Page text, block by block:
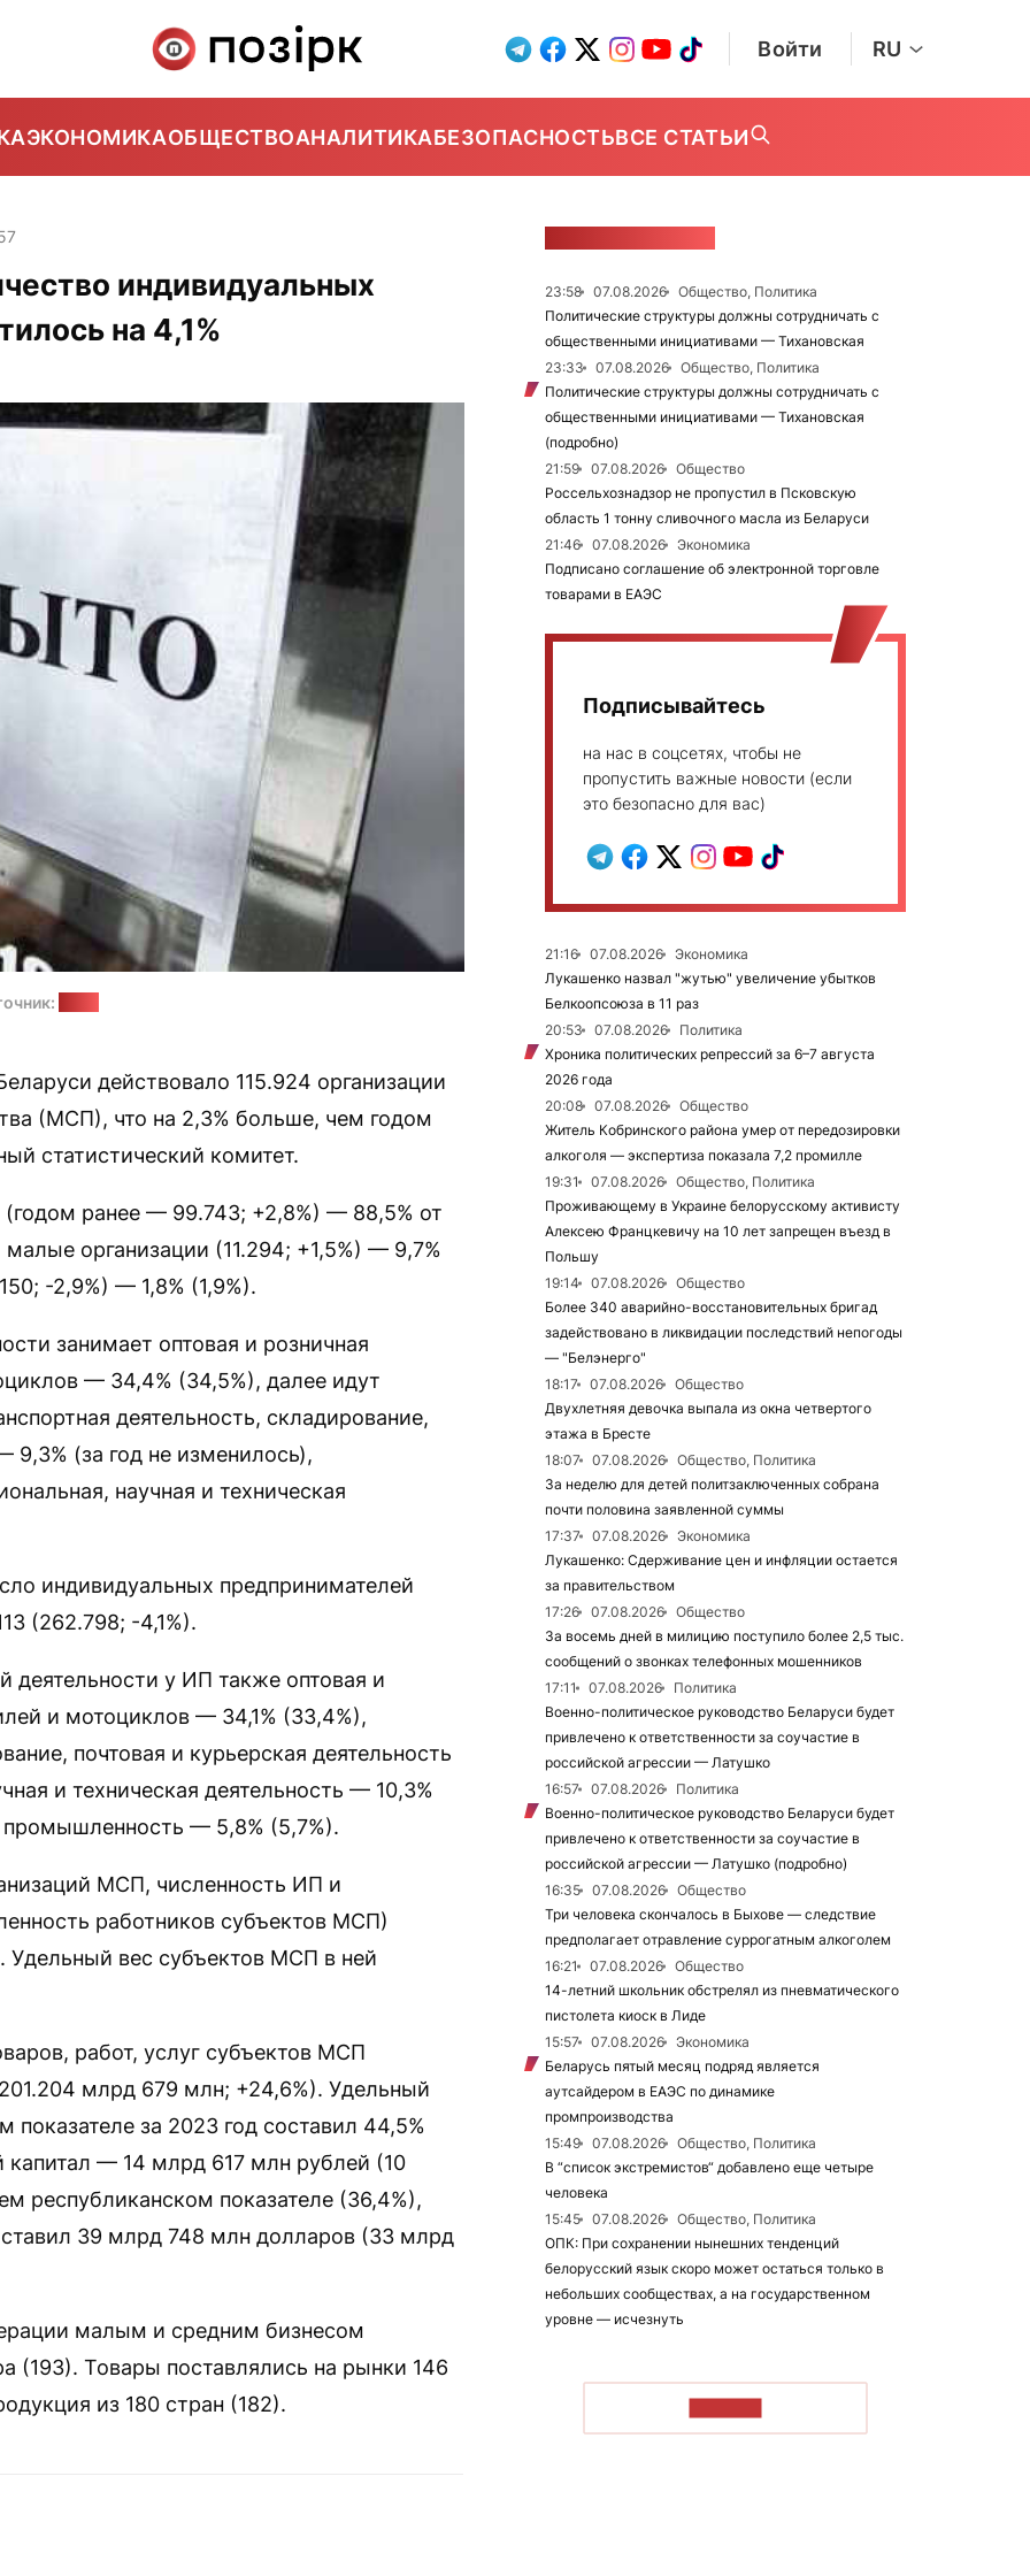
Войти RU
ЭКОНОМИКАОБЩЕСТВОАНАЛИТИКАБЕЗОПАСНОСТЬВСЕ СТАТЬИ
индивидуальных
на 4,1%
действовало 115.924 организации
(МСП), что на 2,3% больше, чем годом
статистический комитет.
ранее — 99.743; +2,8%) — 88,5% от
организации (11.294; +1,5%) — 9,7%
-2,9%) — 1,8% (1,9%).
занимает оптовая и розничная
— 34,4% (34,5%), далее идут
деятельность, складирование,
9,3% (за год не изменилось),
научная и техническая
индивидуальных предпринимателей
(262.798; -4,1%).
деятельности у ИП также оптовая и
и мотоциклов — 34,1% (33,4%),
почтовая и курьерская деятельность
и техническая деятельность — 10,3%
промышленность — 5,8% (5,7%).
МСП, численность ИП и
работников субъектов МСП)
Удельный вес субъектов МСП в ней
работ, услуг субъектов МСП
млрд 679 млн; +24,6%). Удельный
за 2023 год составил 44,5%
капитал — 14 млрд 617 млн рублей (10
республиканском показателе (36,4%),
39 млрд 748 млн долларов (33 млрд
малым и средним бизнесом
(193). Товары поставлялись на рынки 146
из 180 стран (182).
23:58 07.08.2026
Общество, Политика
Политические структуры должны сотрудничать с
общественными инициативами — Тихановская
23:33
07.08.2026
Общество, Политика
Политические структуры должны сотрудничать с
общественными инициативами — Тихановская
(подробно)
21:59
07.08.2026
Общество
Россельхознадзор не пропустил в Псковскую
область 1 тонну сливочного масла из Беларуси
21:46
07.08.2026
Экономика
Подписано соглашение об электронной торговле
товарами в ЕАЭС
Подписывайтесь
на нас в соцсетях, чтобы не
пропустить важные новости (если
это безопасно для вас)
21:16 07.08.2026
Экономика
Лукашенко назвал "жутью" увеличение убытков
Белкоопсоюза в 11 раз
20:53
07.08.2026
Политика
Хроника политических репрессий за 6–7 августа
2026 года
20:08
07.08.2026
Общество
Житель Кобринского района умер от передозировки
алкоголя — экспертиза показала 7,2 промилле
19:31
07.08.2026
Общество, Политика
Проживающему в Украине белорусскому активисту
Алексею Францкевичу на 10 лет запрещен въезд в
Польшу
19:14
07.08.2026
Общество
Более 340 аварийно-восстановительных бригад
задействовано в ликвидации последствий непогоды
— "Белэнерго"
18:17
07.08.2026
Общество
Двухлетняя девочка выпала из окна четвертого
этажа в Бресте
18:07
07.08.2026
Общество, Политика
За неделю для детей политзаключенных собрана
почти половина заявленной суммы
17:37
07.08.2026
Экономика
Лукашенко: Сдерживание цен и инфляции остается
за правительством
17:26
07.08.2026
Общество
За восемь дней в милицию поступило более 2,5 тыс.
сообщений о звонках телефонных мошенников
17:11
07.08.2026
Политика
Военно-политическое руководство Беларуси будет
привлечено к ответственности за соучастие в
российской агрессии — Латушко
16:57
07.08.2026
Политика
Военно-политическое руководство Беларуси будет
привлечено к ответственности за соучастие в
российской агрессии — Латушко (подробно)
16:35
07.08.2026
Общество
Три человека скончалось в Быхове — следствие
предполагает отравление суррогатным алкоголем
16:21
07.08.2026
Общество
14-летний школьник обстрелял из пневматического
пистолета киоск в Лиде
15:57
07.08.2026
Экономика
Беларусь пятый месяц подряд является
аутсайдером в ЕАЭС по динамике
промпроизводства
15:49
07.08.2026
Общество, Политика
В “список экстремистов“ добавлено еще четыре
человека
15:45
07.08.2026
Общество, Политика
ОПК: При сохранении нынешних тенденций
белорусский язык скоро может остаться только в
небольших сообществах, а на государственном
уровне — исчезнуть